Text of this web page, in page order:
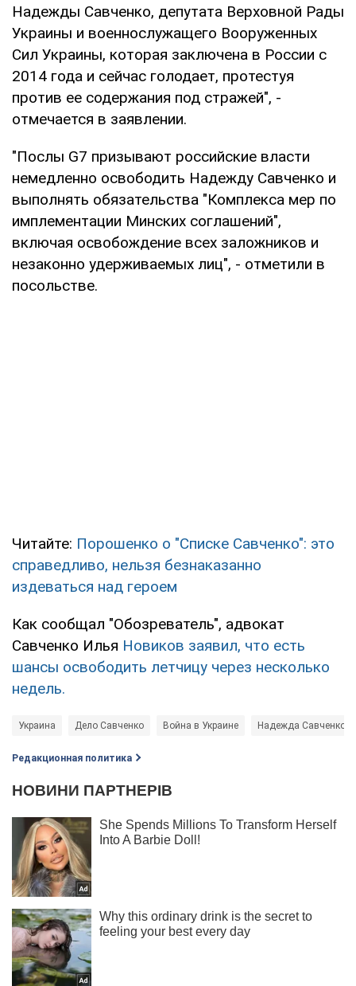
Надежды Савченко, депутата Верховной Рады
Украины и военнослужащего Вооруженных
Сил Украины, которая заключена в России с
2014 года и сейчас голодает, протестуя
против ее содержания под стражей", -
отмечается в заявлении.
"Послы G7 призывают российские власти
немедленно освободить Надежду Савченко и
выполнять обязательства "Комплекса мер по
имплементации Минских соглашений",
включая освобождение всех заложников и
незаконно удерживаемых лиц", - отметили в
посольстве.
Читайте: Порошенко о "Списке Савченко": это
справедливо, нельзя безнаказанно
издеваться над героем
Как сообщал "Обозреватель", адвокат
Савченко Илья Новиков заявил, что есть
шансы освободить летчицу через несколько
недель.
Украина Дело Савченко Война в Украине Надежда Савченко
Редакционная политика